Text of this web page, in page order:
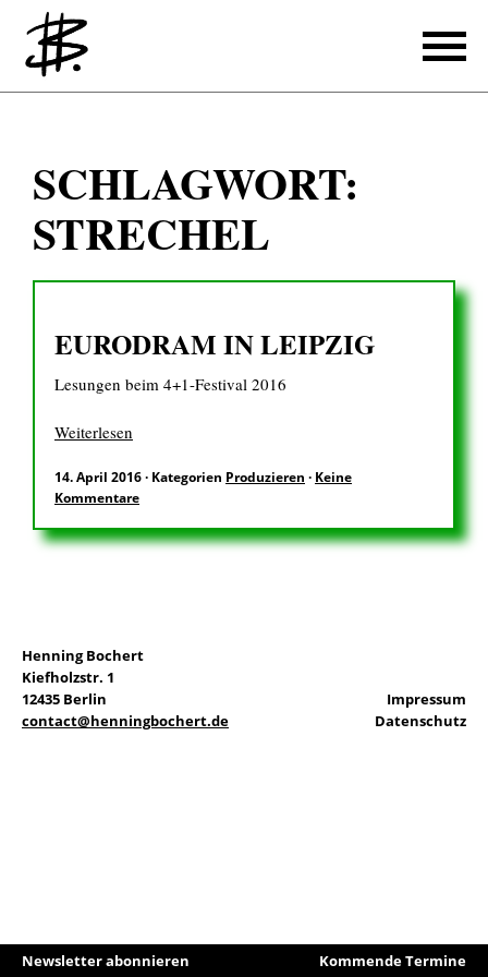
Schreiben
Referenzen
Produzieren
Übersetzen
Referenzen
Über mich
EN
Suchen
SCHLAGWORT:
STRECHEL
EURODRAM IN LEIPZIG
Lesungen beim 4+1-Festival 2016
Weiterlesen
14. April 2016· Kategorien Produzieren · Keine
Kommentare
Henning Bochert
Kiefholzstr. 1
12435 Berlin
contact@henningbochert.de
Impressum
Datenschutz
Newsletter abonnieren Kommende Termine